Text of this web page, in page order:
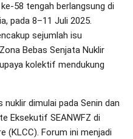
58 tengah berlangsung di
pada 8–11 Juli 2025.
sejumlah isu
Bebas Senjata Nuklir
kolektif mendukung
dimulai pada Senin dan
Eksekutif SEANWFZ di
(KLCC). Forum ini menjadi